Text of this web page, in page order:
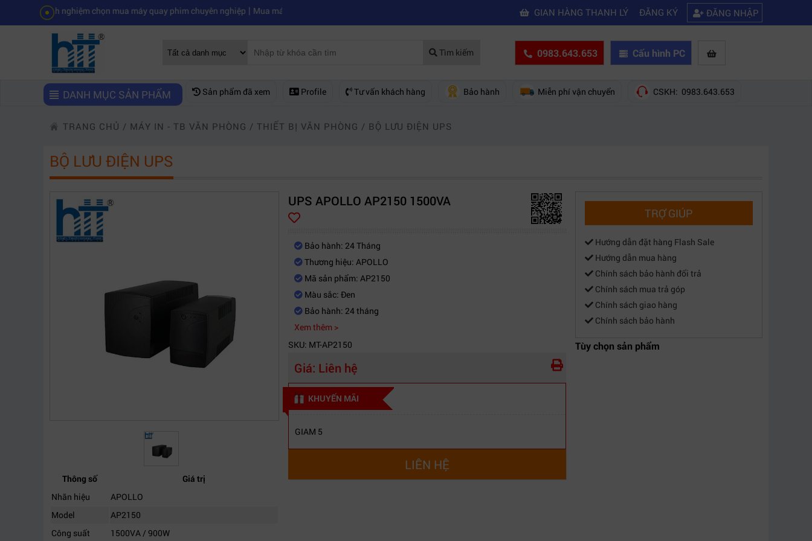
nghiệm chọn mua máy quay phim chuyên nghiệp|Mua máy quay phim hd giá rẻ nên mua của hãng nào? Mách bạn 5 cách khắc phục laptop không kết nối được wifi |Kinh nghiệm chọn mua máy quay phim giá
GIAN HÀNG THANH LÝ ĐĂNG KÝ ĐĂNG NHẬP
Tìm kiếm 0983.643.653 Cấu hình PC
DANH MỤC SẢN PHẨM Sản phẩm đã xem Profile Tư vấn khách hàng Bảo hành Miễn phí vận chuyển CSKH: 0983.643.653
TRANG CHỦ / MÁY IN - TB VĂN PHÒNG / THIẾT BỊ VĂN PHÒNG / BỘ LƯU ĐIỆN UPS
BỘ LƯU ĐIỆN UPS
Thông số
Giá trị
Nhãn hiệu
APOLLO
Model
AP2150
Công suất
1500VA / 900W
UPS APOLLO AP2150 1500VA
Bảo hành: 24 Tháng
Thương hiệu: APOLLO
Mã sản phẩm: AP2150
Màu sắc: Đen
Bảo hành: 24 tháng
Xem thêm >
SKU: MT-AP2150
Giá: Liên hệ
KHUYẾN MÃI
GIAM 5
LIÊN HỆ
TRỢ GIÚP
Hướng dẫn đặt hàng Flash Sale
Hướng dẫn mua hàng
Chính sách bảo hành đổi trả
Chính sách mua trả góp
Chính sách giao hàng
Chính sách bảo hành
Tùy chọn sản phẩm